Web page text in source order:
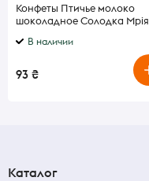
Конфеты Птичье молоко
шоколадное Солодка Мрія
В наличии
93 ₴
Каталог